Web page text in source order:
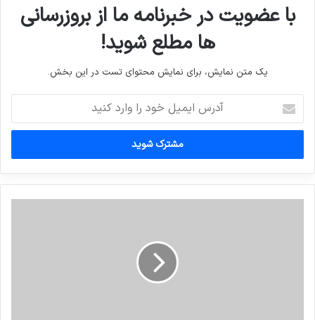
با عضویت در خبرنامه ما از بروزرسانی
ها مطلع شوید!
یک متن نمایش، برای نمایش محتوای تست در این بخش.
ایمیل
خود
وارد
کنید